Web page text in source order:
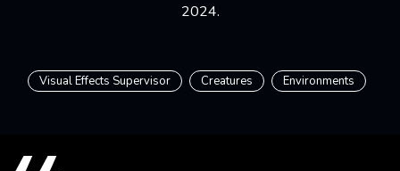
2024.
Visual Effects Supervisor Creatures Environments